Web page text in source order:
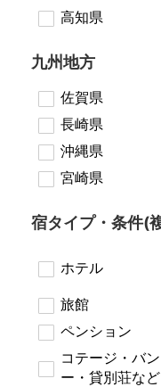
高知県
九州地方
佐賀県
長崎県
沖縄県
宮崎県
宿タイプ・条件(
ホテル
旅館
ペンション
コテージ・バ
ー・貸別荘など